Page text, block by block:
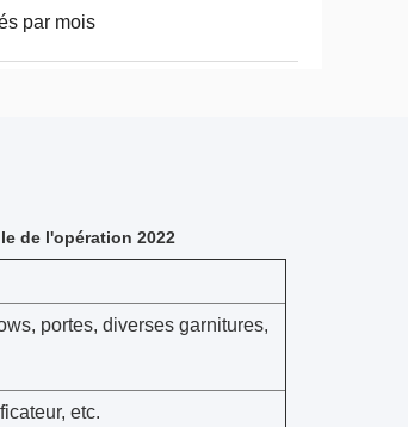
par mois
de l'opération 2022
portes, diverses garnitures,
etc.